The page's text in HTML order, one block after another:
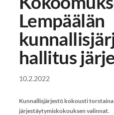
Lempäälän
hallitus
10.2.2022
Kunnallisjärjestö kokousti
järjestäytymiskokouksen valinnat.